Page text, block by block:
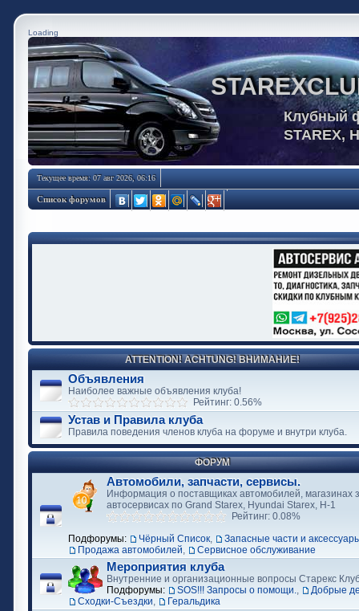
Loading
Клубный
STAREX,
Текущее время: 07 авг 2026, 06:16
Список форумов
ATTENTION! ACHTUNG! ВНИМАНИЕ!
Объявления
Наиболее важные объявления клуба!
Рейтинг: 0.56%
Устав и Правила клуба
Правила поведения членов клуба на форуме и внутри клуба.
ФОРУМ
Автомобили, запчасти, сервисы.
Информация о поставщиках автомобилей, магазинах
автосервисах по Grand Starex, Hyundai Starex, H-1
Рейтинг: 0.08%
Подфорумы:
Чёрный Список,
Запасные части и
Продажа автомобилей, Сервисное обслуживание
Мероприятия клуба
Внутренние и организационные вопросы Старекс
Подфорумы:
SOS!!! Запросы о помощи.,
Добрые
Сходки-Съездки, Геральдика